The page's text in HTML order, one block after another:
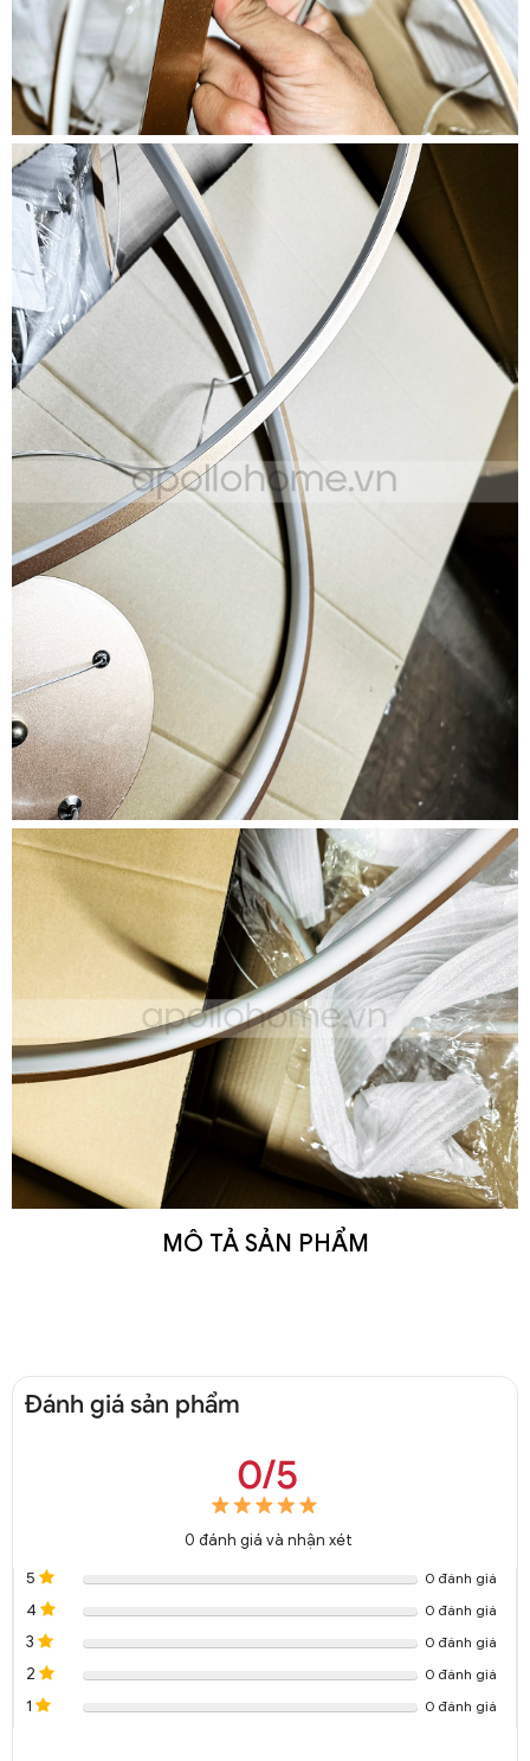
MÔ TẢ SẢN PHẨM
Đánh giá sản phẩm
0/5
0 đánh giá và nhận xét
5
0 đánh giá
4 0 đánh giá
3 0 đánh giá
2 0 đánh giá
1 0 đánh giá